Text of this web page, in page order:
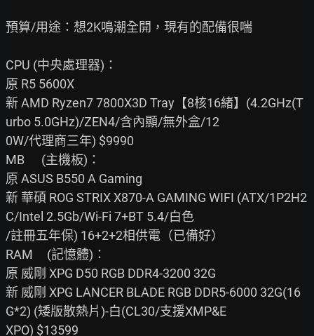
預算/用途：想2K鳴潮全開，現有的配備很喘
CPU (中央處理器)：
原 R5 5600X
新 AMD Ryzen7 7800X3D Tray【8核16緒】(4.2GHz(T
urbo 5.0GHz)/ZEN4/含內顯/無外盒/12
0W/代理商三年) $9990
MB      (主機板)：
原 ASUS B550 A Gaming
新 華碩 ROG STRIX X870-A GAMING WIFI (ATX/1P2H2
C/Intel 2.5Gb/Wi-Fi 7+BT 5.4/白色
/註冊五年保) 16+2+2相供電（已備好）
RAM     (記憶體)：
原 威剛 XPG D50 RGB DDR4-3200 32G
新 威剛 XPG LANCER BLADE RGB DDR5-6000 32G(16
G*2) (矮版散熱片)-白(CL30/支援XMP&E
XPO) $13599